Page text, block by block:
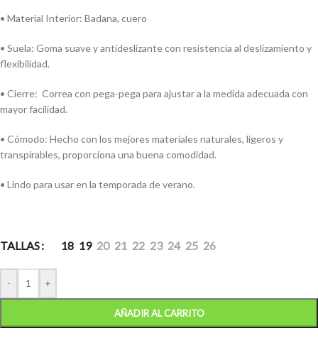
• Material Interior: Badana, cuero
• Suela: Goma suave y antideslizante con resistencia al deslizamiento y
flexibilidad.
• Cierre: Correa con pega-pega para ajustar a la medida adecuada con
mayor facilidad.
• Cómodo: Hecho con los mejores materiales naturales, ligeros y
transpirables, proporciona una buena comodidad.
• Lindo para usar en la temporada de verano.
TALLAS 18 19 20 21 22 23 24 25 26
- +
AÑADIR AL CARRITO